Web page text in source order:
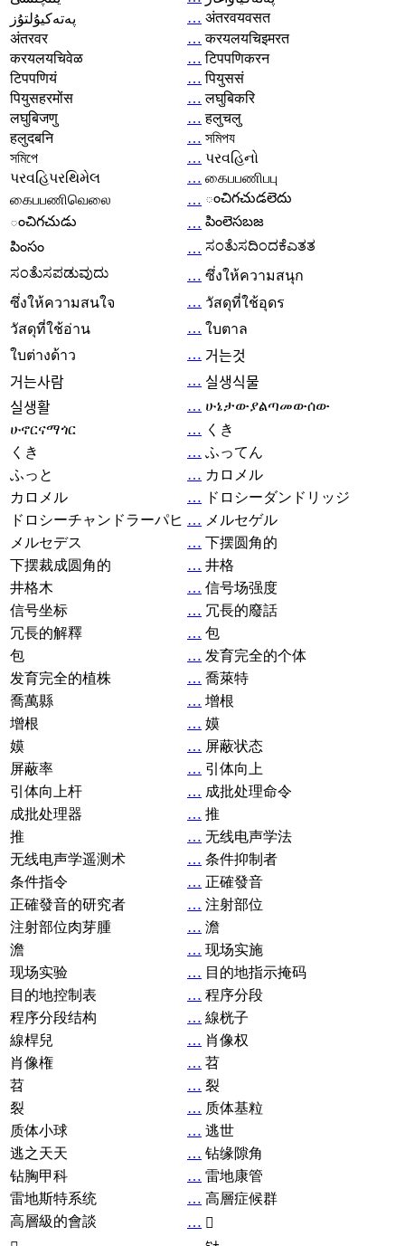
پەتەكيۇلتۇز
… अंतरवयवसत
अंतरवर
… करयलयचिइमरत
करयलयचिवेळ
… टिपपणिकरन
टिपपणियं
… पियुससं
पियुसहरमोंस
… लघुबिकरि
लघुबिजणु
… हलुचलु
हलुदबनि
… সমিপয
সমিপে
… પરવહિનો
પરવહિપરથિમેલ
… கைபபணிபபு
கைபபணிவெலை
… ంచిగచుడలెదు
ంచిగచుడు
… పింలెసబజ
పింసం
… ಸಂತೆುಸದಿಂದಕೆಎತತ
ಸಂತೆುಸಪಡುವುದು
… ซึ่งให้ความสนุก
ซึ่งให้ความสนใจ
… วัสดุที่ใช้อุดร
วัสดุที่ใช้อ่าน
… ใบตาล
ใบต่างด้าว
… 거는것
거는사람
… 실생식물
실생활
… ሁኔታውያልጣመውሰው
ሁኖርናማጎር
… くき
くき
… ふってん
ふっと
… カロメル
カロメル
… ドロシーダンドリッジ
ドロシーチャンドラーパヒ … メルセゲル
メルセデス
… 下摆圆角的
下摆裁成圆角的
… 井格
井格木
… 信号场强度
信号坐标
… 冗長的廢話
冗長的解釋
… 包
包
… 发育完全的个体
发育完全的植株
… 喬萊特
喬萬縣
… 增根
增根
… 嫫
嫫
… 屏蔽状态
屏蔽率
… 引体向上
引体向上杆
… 成批处理命令
成批处理器
… 推
推
… 无线电声学法
无线电声学遥测术
… 条件抑制者
条件指令
… 正確發音
正確發音的研究者
… 注射部位
注射部位肉芽腫
… 澹
澹
… 现场实施
现场实验
… 目的地指示掩码
目的地控制表
… 程序分段
程序分段结构
… 線桄子
線桿兒
… 肖像权
肖像権
… 苕
苕
… 裂
裂
… 质体基粒
质体小球
… 逃世
逃之天天
… 钻缘隙角
钻胸甲科
… 雷地康管
雷地斯特系统
… 高層症候群
高層級的會談
… 𧘞